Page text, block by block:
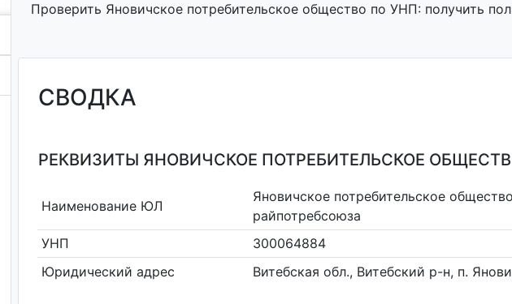
Проверить Яновичское потребительское общество по УНП: получить
СВОДКА
РЕКВИЗИТЫ ЯНОВИЧСКОЕ ПОТРЕБИТЕЛЬСКОЕ
Наименование ЮЛ
Яновичское потребительское
райпотребсоюза
УНП
300064884
Юридический адрес
Витебская обл., Витебский р-н, п.